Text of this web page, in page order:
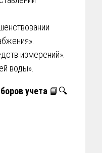
измерений».
воды».
учета 📘🔍